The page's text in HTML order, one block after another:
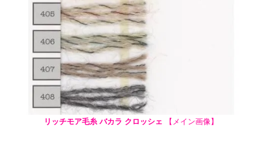
リッチモア毛糸 バカラ クロッシェ 【メイン画像】